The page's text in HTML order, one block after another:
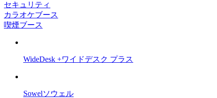
セキュリティ
カラオケブース
喫煙ブース
WideDesk +ワイドデスク プラス
Sowelソウェル